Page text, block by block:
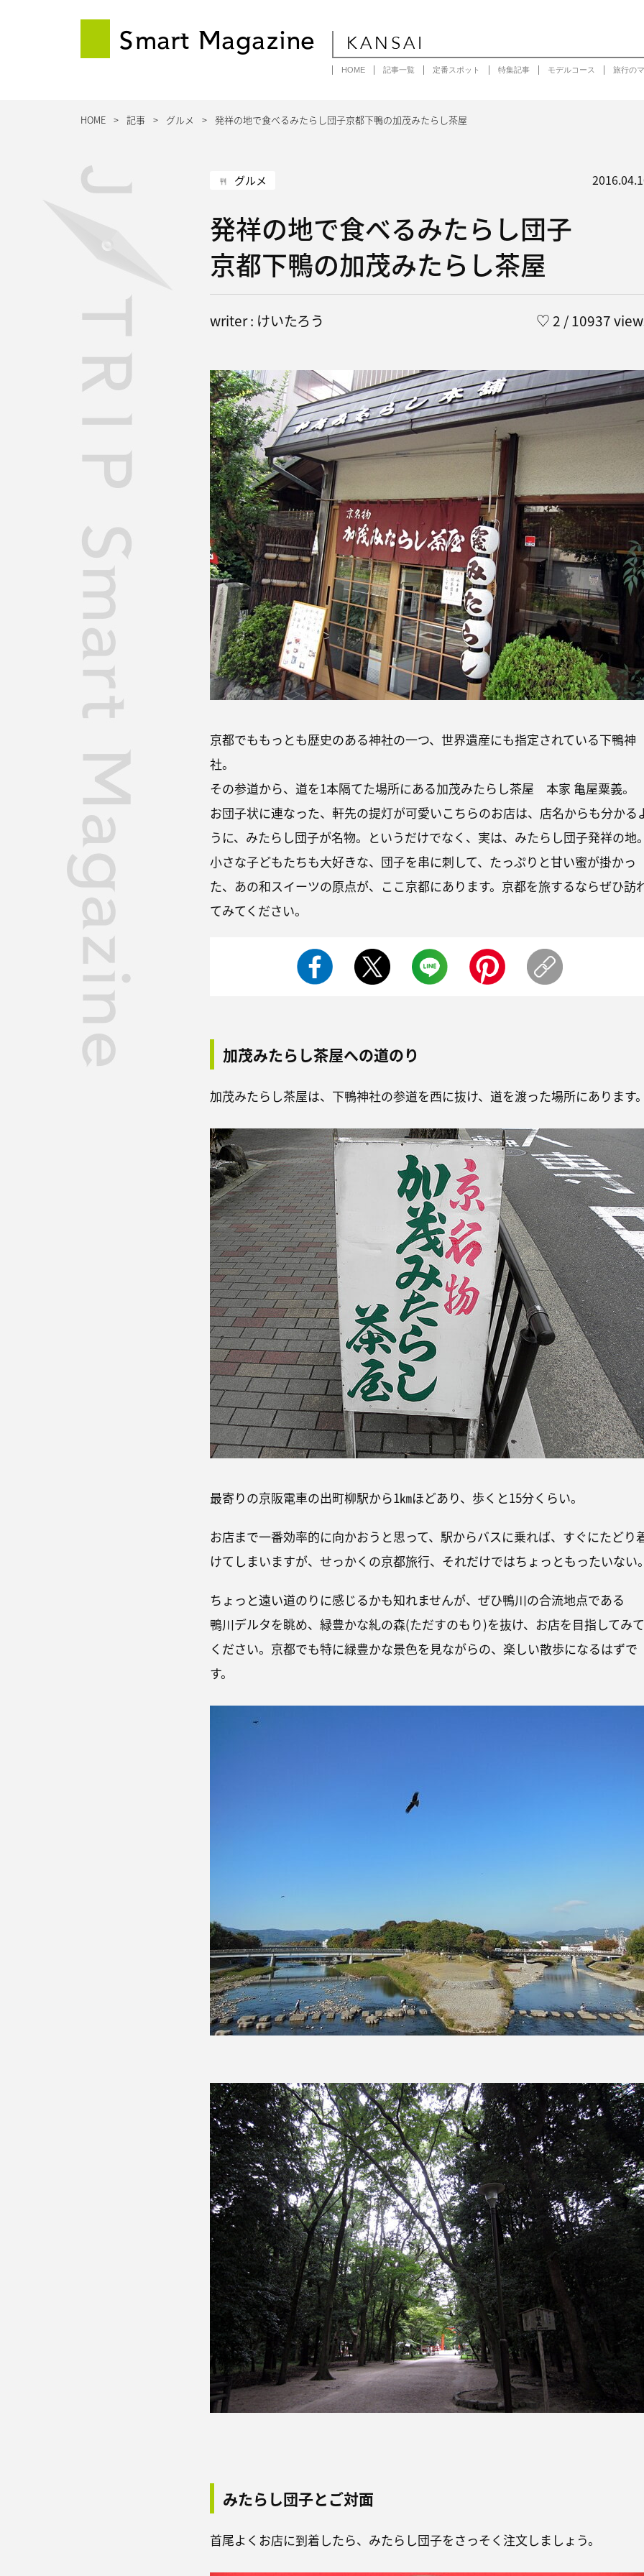
Smart Magazine KANSAI
HOME 記事一覧 定番スポット 特集記事 モデルコース 旅行の
HOME 記事 グルメ 発祥の地で食べるみたらし団子京都下鴨の加茂みたらし茶屋
グルメ
発祥の地で食べるみたらし団子
京都下鴨の加茂みたらし茶屋
writer : けいたろう ♡ 2 / 10937
京都でももっとも歴史のある神社の一つ、世界遺産にも指定されている下鴨神
社。
その参道から、道を1本隔てた場所にある加茂みたらし茶屋 本家 亀屋粟義。
お団子状に連なった、軒先の提灯が可愛いこちらのお店は、店名からも分かる
うに、みたらし団子が名物。というだけでなく、実は、みたらし団子発祥の地
小さな子どもたちも大好きな、団子を串に刺して、たっぷりと甘い蜜が掛かっ
た、あの和スイーツの原点が、ここ京都にあります。京都を旅するならぜひ訪
てみてください。
加茂みたらし茶屋への道のり
加茂みたらし茶屋は、下鴨神社の参道を西に抜け、道を渡った場所にあります
最寄りの京阪電車の出町柳駅から1㎞ほどあり、歩くと15分くらい。
お店まで一番効率的に向かおうと思って、駅からバスに乗れば、すぐにたどり
けてしまいますが、せっかくの京都旅行、それだけではちょっともったいない
ちょっと遠い道のりに感じるかも知れませんが、ぜひ鴨川の合流地点である
鴨川デルタを眺め、緑豊かな糺の森(ただすのもり)を抜け、お店を目指してみて
ください。京都でも特に緑豊かな景色を見ながらの、楽しい散歩になるはずで
す。
みたらし団子とご対面
首尾よくお店に到着したら、みたらし団子をさっそく注文しましょう。